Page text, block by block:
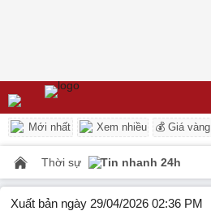
Mới nhất Xem nhiều 💰 Giá vàng
Thời sự Tin nhanh 24h
Xuất bản ngày 29/04/2026 02:36 PM